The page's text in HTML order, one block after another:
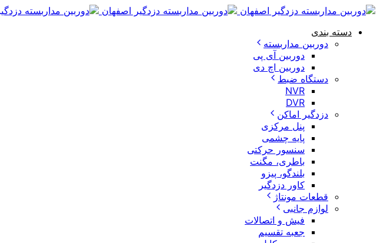
دسته بندی
دوربین مداربسته
دوربین آی پی
دوربین اچ دی
دستگاه ضبط
NVR
DVR
دزدگیر اماکن
پنل مرکزی
پایه چشمی
سنسور حرکتی
باطری، مگنت
بلندگو، پیزو
کاور دزدگیر
قطعات مونتاژ
لوازم جانبی
فیش و اتصالات
جعبه تقسیم